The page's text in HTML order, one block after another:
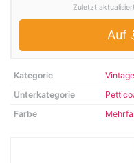
Zuletzt
Auf
Kategorie
Unterkategorie
Farbe